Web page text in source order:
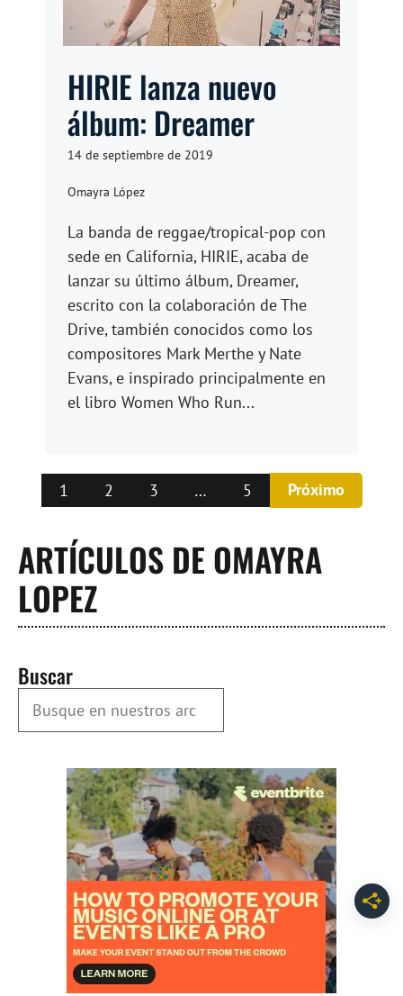
HIRIE lanza nuevo
álbum: Dreamer
14 de septiembre de 2019
Omayra López
La banda de reggae/tropical-pop con
sede en California, HIRIE, acaba de
lanzar su último álbum, Dreamer,
escrito con la colaboración de The
Drive, también conocidos como los
compositores Mark Merthe y Nate
Evans, e inspirado principalmente en
el libro Women Who Run...
1 2 3 … 5 Próximo
ARTÍCULOS DE OMAYRA
LOPEZ
Buscar
Busque en nuestros Archivos